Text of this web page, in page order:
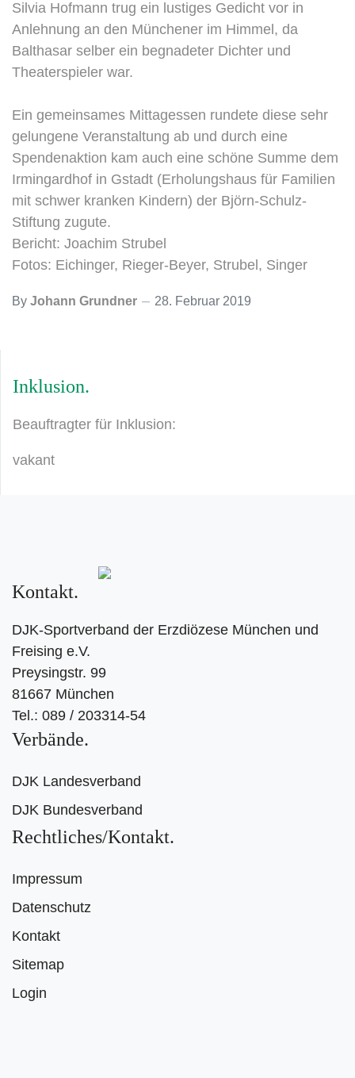
Silvia Hofmann trug ein lustiges Gedicht vor in
Anlehnung an den Münchener im Himmel, da
Balthasar selber ein begnadeter Dichter und
Theaterspieler war.
Ein gemeinsames Mittagessen rundete diese sehr
gelungene Veranstaltung ab und durch eine
Spendenaktion kam auch eine schöne Summe dem
Irmingardhof in Gstadt (Erholungshaus für Familien
mit schwer kranken Kindern) der Björn-Schulz-
Stiftung zugute.
Bericht: Joachim Strubel
Fotos: Eichinger, Rieger-Beyer, Strubel, Singer
By Johann Grundner 28. Februar 2019
Inklusion
Beauftragter für Inklusion:
vakant
Kontakt
DJK-Sportverband der Erzdiözese München und
Freising e.V.
Preysingstr. 99
81667 München
Tel.: 089 / 203314-54
Verbände
DJK Landesverband
DJK Bundesverband
Rechtliches/Kontakt
Impressum
Datenschutz
Kontakt
Sitemap
Login